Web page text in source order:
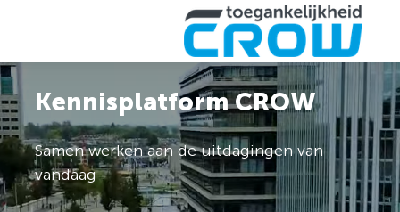
Kennisplatform CROW
Samen werken aan de uitdagingen van
vandaag